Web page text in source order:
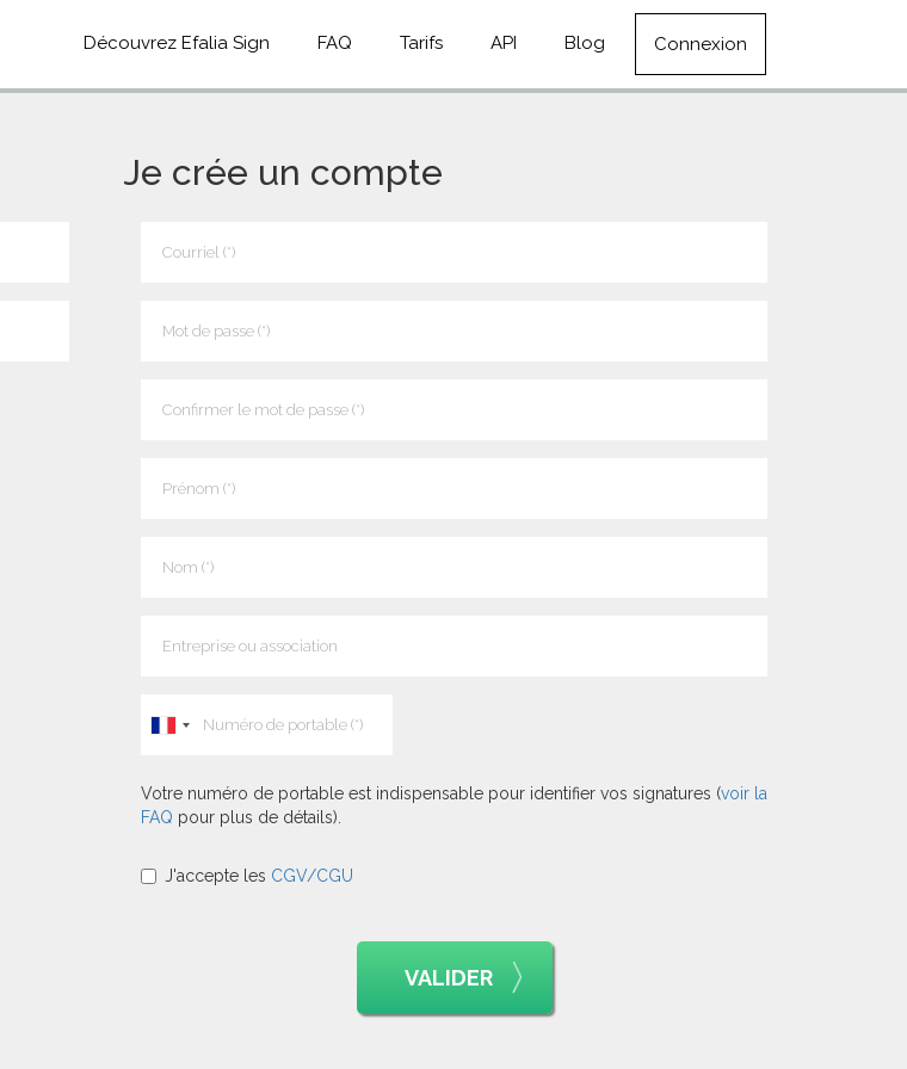
Découvrez Efalia Sign FAQ Tarifs API Blog Connexion
Je crée un compte
Votre numéro de portable est indispensable pour identifier vos signatures (voir la
FAQ pour plus de détails).
J'accepte les CGV/CGU
VALIDER